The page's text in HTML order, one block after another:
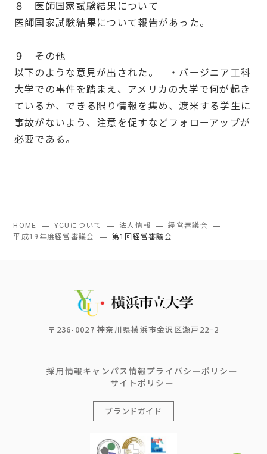
８ 医師国家試験結果について
医師国家試験結果について報告があった。
９ その他
以下のような意見が出された。 ・バージニア工科
大学での事件を踏まえ、アメリカの大学で何が起き
ているか、できる限り情報を集め、渡米する学生に
事故がないよう、注意を促すなどフォローアップが
必要である。
HOME YCUについて 法人情報
経営審議会
平成19年度経営審議会
第1回経営審議会
〒236-0027 神奈川県横浜市金沢区瀬戸22−2
採用情報キャンパス情報プライバシーポリシー
サイトポリシー
ブランドガイド